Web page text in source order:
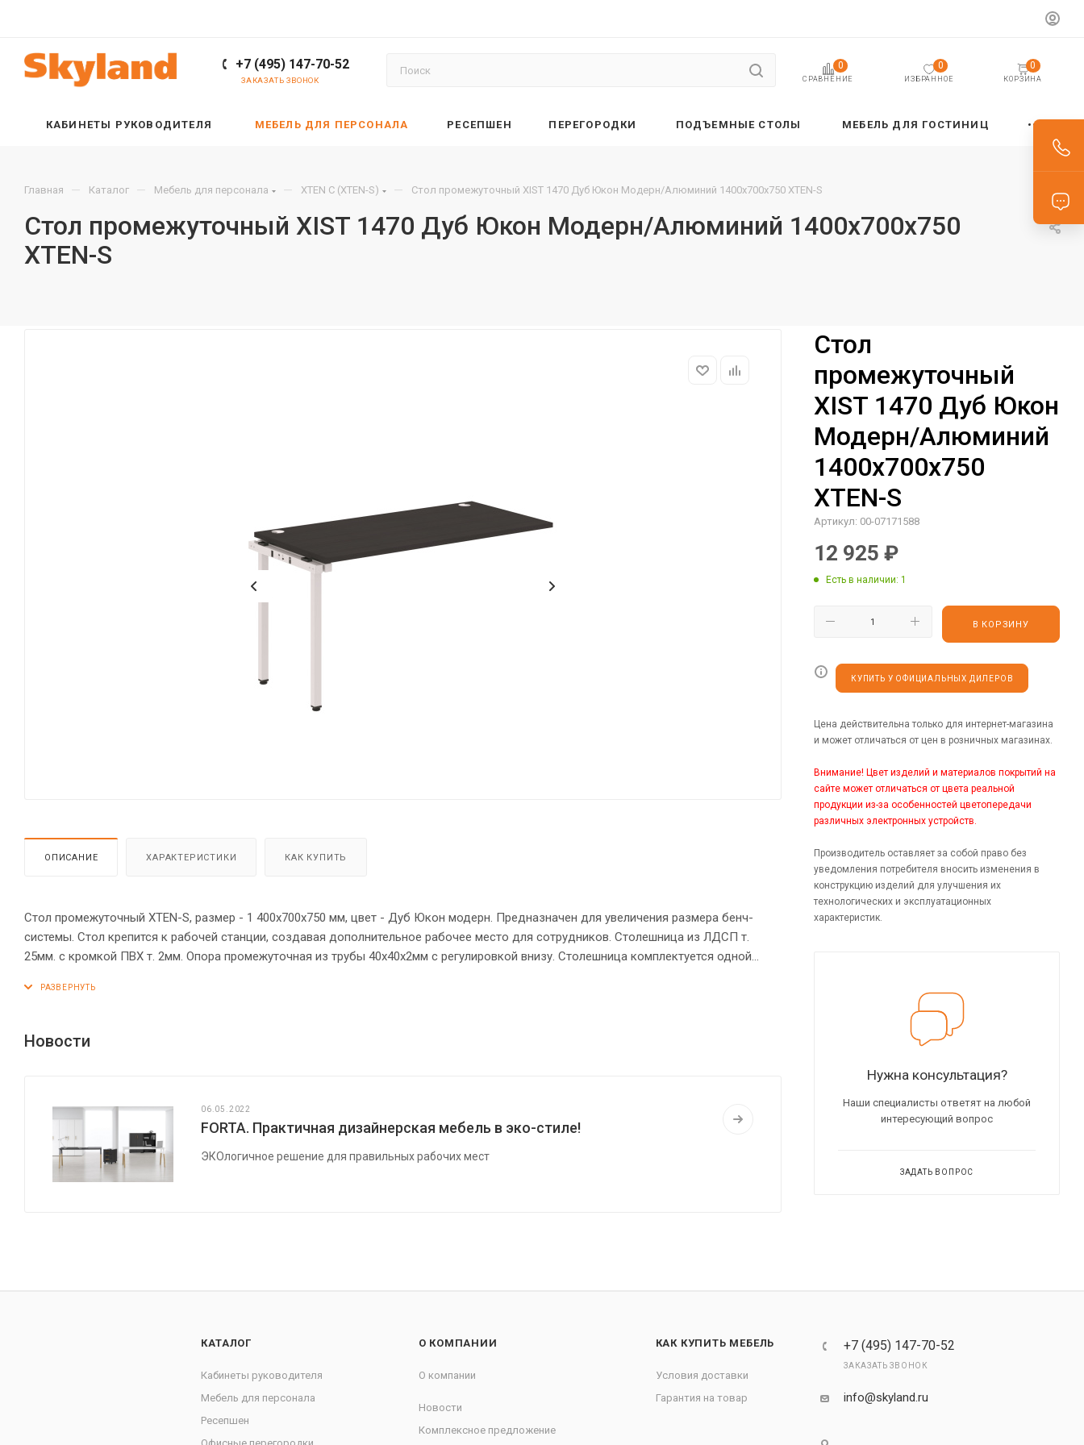
+7 (495) 147-70-52
ЗАКАЗАТЬ ЗВОНОК СРАВНЕНИЕ
0
ИЗБРАННОЕ
0
КОРЗИНА
0
КАБИНЕТЫ РУКОВОДИТЕЛЯ МЕБЕЛЬ ДЛЯ ПЕРСОНАЛА РЕСЕПШЕН ПЕРЕГОРОДКИ ПОДЪЕМНЫЕ СТОЛЫ МЕБЕЛЬ ДЛЯ ГОСТИНИЦ
Главная — Каталог — Мебель для персонала — XTEN С (XTEN-S) — Стол промежуточный XIST 1470 Дуб Юкон Модерн/Алюминий 1400х700х750 XTEN-S
Стол промежуточный XIST 1470 Дуб Юкон Модерн/Алюминий 1400х700х750
XTEN-S
ОПИСАНИЕ ХАРАКТЕРИСТИКИ КАК КУПИТЬ
Стол промежуточный XTEN-S, размер - 1 400х700х750 мм, цвет - Дуб Юкон модерн. Предназначен для увеличения размера бенч-
системы. Стол крепится к рабочей станции, создавая дополнительное рабочее место для сотрудников. Столешница из ЛДСП т.
25мм. c кромкой ПВХ т. 2мм. Опора промежуточная из трубы 40х40х2мм с регулировкой внизу. Столешница комплектуется одной
вставку в среднюю часть рабочей станции. Допускается одновременное использование неограниченного количества элементов.
Новости
06.05.2022
FORTA. Практичная дизайнерская мебель в эко-стиле!
ЭКОлогичное решение для правильных рабочих мест
Стол
промежуточный
XIST 1470 Дуб Юкон
Модерн/Алюминий
1400х700х750
XTEN-S
Артикул: 00-07171588
12 925 ₽
Есть в наличии: 1
В КОРЗИНУ
КУПИТЬ У ОФИЦИАЛЬНЫХ ДИЛЕРОВ
Цена действительна только для интернет-магазина
и может отличаться от цен в розничных магазинах.
Внимание! Цвет изделий и материалов покрытий на
сайте может отличаться от цвета реальной
продукции из-за особенностей цветопередачи
различных электронных устройств.
Производитель оставляет за собой право без
уведомления потребителя вносить изменения в
конструкцию изделий для улучшения их
технологических и эксплуатационных
характеристик.
Нужна консультация?
Наши специалисты ответят на любой
интересующий вопрос
ЗАДАТЬ ВОПРОС
КАТАЛОГ
Кабинеты руководителя
Мебель для персонала
Ресепшен
О КОМПАНИИ
О компании
Новости
Комплексное предложение
КАК КУПИТЬ МЕБЕЛЬ
Условия доставки
Гарантия на товар
+7 (495) 147-70-52
ЗАКАЗАТЬ ЗВОНОК
info@skyland.ru